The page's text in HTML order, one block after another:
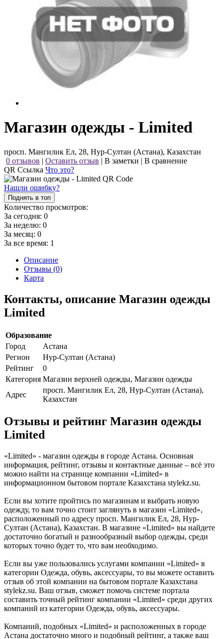
Магазин одежды - Limited
просп. Мангилик Ел, 28, Нур-Султан (Астана), Казахстан
0 отзывов | Оставить отзыв | В заметки | В сравнение
QR Ссылка Что это?
Нашли ошибку?
Поднять в топ
Количество просмотров:
За сегодня: 0
За неделю: 0
За месяц: 0
За все время: 1
Описание
Отзывы (0)
Карта
Контакты, описание Магазин одежды
Limited
Образование
Город
Астана
Регион
Нур-Султан (Астана)
Рейтинг
0
Категория Магазин верхней одежды, Магазин одежды
Адрес
просп. Мангилик Ел, 28, Нур-Султан (Астана),
Казахстан
Отзывы и рейтинг Магазин одежды
Limited
«Limited» - магазин одежды в городе Астана. Основная
информация, рейтинг, отзывы и контактные данные – всё это
можно найти на странице компании «Limited» в
информационном бытовом портале Казахстана stylekz.su.
Если вы хотите пройтись по магазинам и выбрать новую
одежду, то вам точно стоит заглянуть в магазин «Limited»,
расположенный по адресу просп. Мангилик Ел, 28, Нур-
Султан (Астана), Казахстан. В магазине «Limited» вы найдете
достаточно богатый и разнообразный выбор одежды, среди
которых точно будет то, что вам необходимо.
Если вы уже пользовались услугами компании «Limited» в
категории Одежда, обувь, аксессуары, то вы можете оставить
отзыв об этой компании на бытовом портале Казахстана
stylekz.su. Ваш отзыв, сможет помочь системе портала
составить точный рейтинг компании «Limited» среди других
компаний из категории Одежда, обувь, аксессуары.
Компаний, подобных «Limited» и расположенных в городе
Астана достаточно много и подобный рейтинг, а также ваш